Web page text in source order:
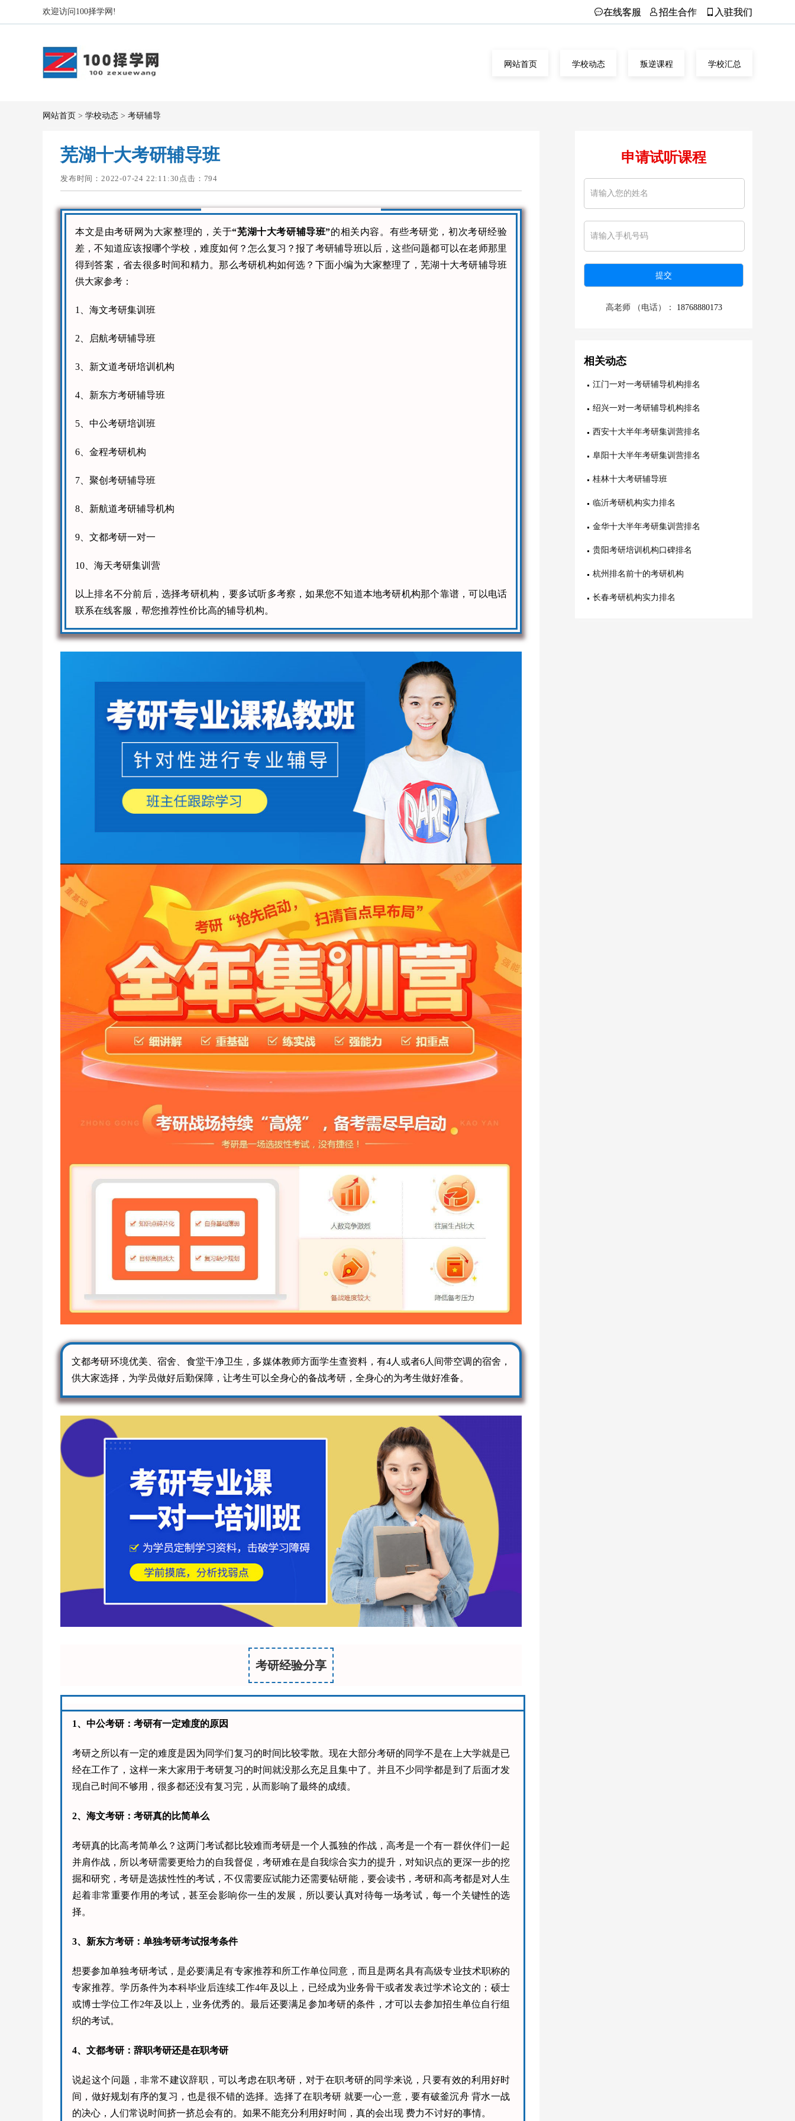
欢迎访问100择学网! 在线客服 招生合作 入驻我们
网站首页 学校动态 叛逆课程 学校汇总
网站首页 > 学校动态 > 考研辅导
芜湖十大考研辅导班
发布时间：2022-07-24 22:11:30点击： 794
本文是由考研网为大家整理的，关于“芜湖十大考研辅导班”的相关内容。有些考研党，初次考研经验
差，不知道应该报哪个学校，难度如何？怎么复习？报了考研辅导班以后，这些问题都可以在老师那里
得到答案，省去很多时间和精力。那么考研机构如何选？下面小编为大家整理了，芜湖十大考研辅导班
供大家参考：
1、海文考研集训班
2、启航考研辅导班
3、新文道考研培训机构
4、新东方考研辅导班
5、中公考研培训班
6、金程考研机构
7、聚创考研辅导班
8、新航道考研辅导机构
9、文都考研一对一
10、海天考研集训营
以上排名不分前后，选择考研机构，要多试听多考察，如果您不知道本地考研机构那个靠谱，可以电话
联系在线客服，帮您推荐性价比高的辅导机构。
文都考研环境优美、宿舍、食堂干净卫生，多媒体教师方面学生查资料，有4人或者6人间带空调的宿舍，
供大家选择，为学员做好后勤保障，让考生可以全身心的备战考研，全身心的为考生做好准备。
考研经验分享
1、中公考研：考研有一定难度的原因
考研之所以有一定的难度是因为同学们复习的时间比较零散。现在大部分考研的同学不是在上大学就是已
经在工作了，这样一来大家用于考研复习的时间就没那么充足且集中了。并且不少同学都是到了后面才发
现自己时间不够用，很多都还没有复习完，从而影响了最终的成绩。
2、海文考研：考研真的比简单么
考研真的比高考简单么？这两门考试都比较难而考研是一个人孤独的作战，高考是一个有一群伙伴们一起
并肩作战，所以考研需要更给力的自我督促，考研难在是自我综合实力的提升，对知识点的更深一步的挖
掘和研究，考研是选拔性性的考试，不仅需要应试能力还需要钻研能，要会读书，考研和高考都是对人生
起着非常重要作用的考试，甚至会影响你一生的发展，所以要认真对待每一场考试，每一个关键性的选
择。
3、新东方考研：单独考研考试报考条件
想要参加单独考研考试，是必要满足有专家推荐和所工作单位同意，而且是两名具有高级专业技术职称的
专家推荐。学历条件为本科毕业后连续工作4年及以上，已经成为业务骨干或者发表过学术论文的；硕士
或博士学位工作2年及以上，业务优秀的。最后还要满足参加考研的条件，才可以去参加招生单位自行组
织的考试。
4、文都考研：辞职考研还是在职考研
说起这个问题，非常不建议辞职，可以考虑在职考研，对于在职考研的同学来说，只要有效的利用好时
间，做好规划有序的复习，也是很不错的选择。选择了在职考研 就要一心一意，要有破釜沉舟 背水一战
的决心，人们常说时间挤一挤总会有的。如果不能充分利用好时间，真的会出现 费力不讨好的事情。
申请试听课程
高老师 （电话）： 18768880173
相关动态
江门一对一考研辅导机构排名
绍兴一对一考研辅导机构排名
西安十大半年考研集训营排名
阜阳十大半年考研集训营排名
桂林十大考研辅导班
临沂考研机构实力排名
金华十大半年考研集训营排名
贵阳考研培训机构口碑排名
杭州排名前十的考研机构
长春考研机构实力排名